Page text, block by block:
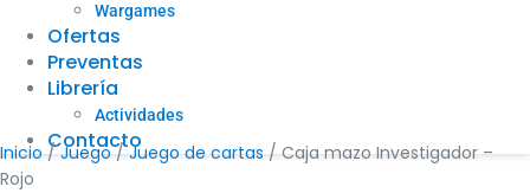
Wargames
Ofertas
Preventas
Librería
Actividades
Contacto
Inicio /Juego/Juego de cartas / Caja mazo Investigador –
Rojo